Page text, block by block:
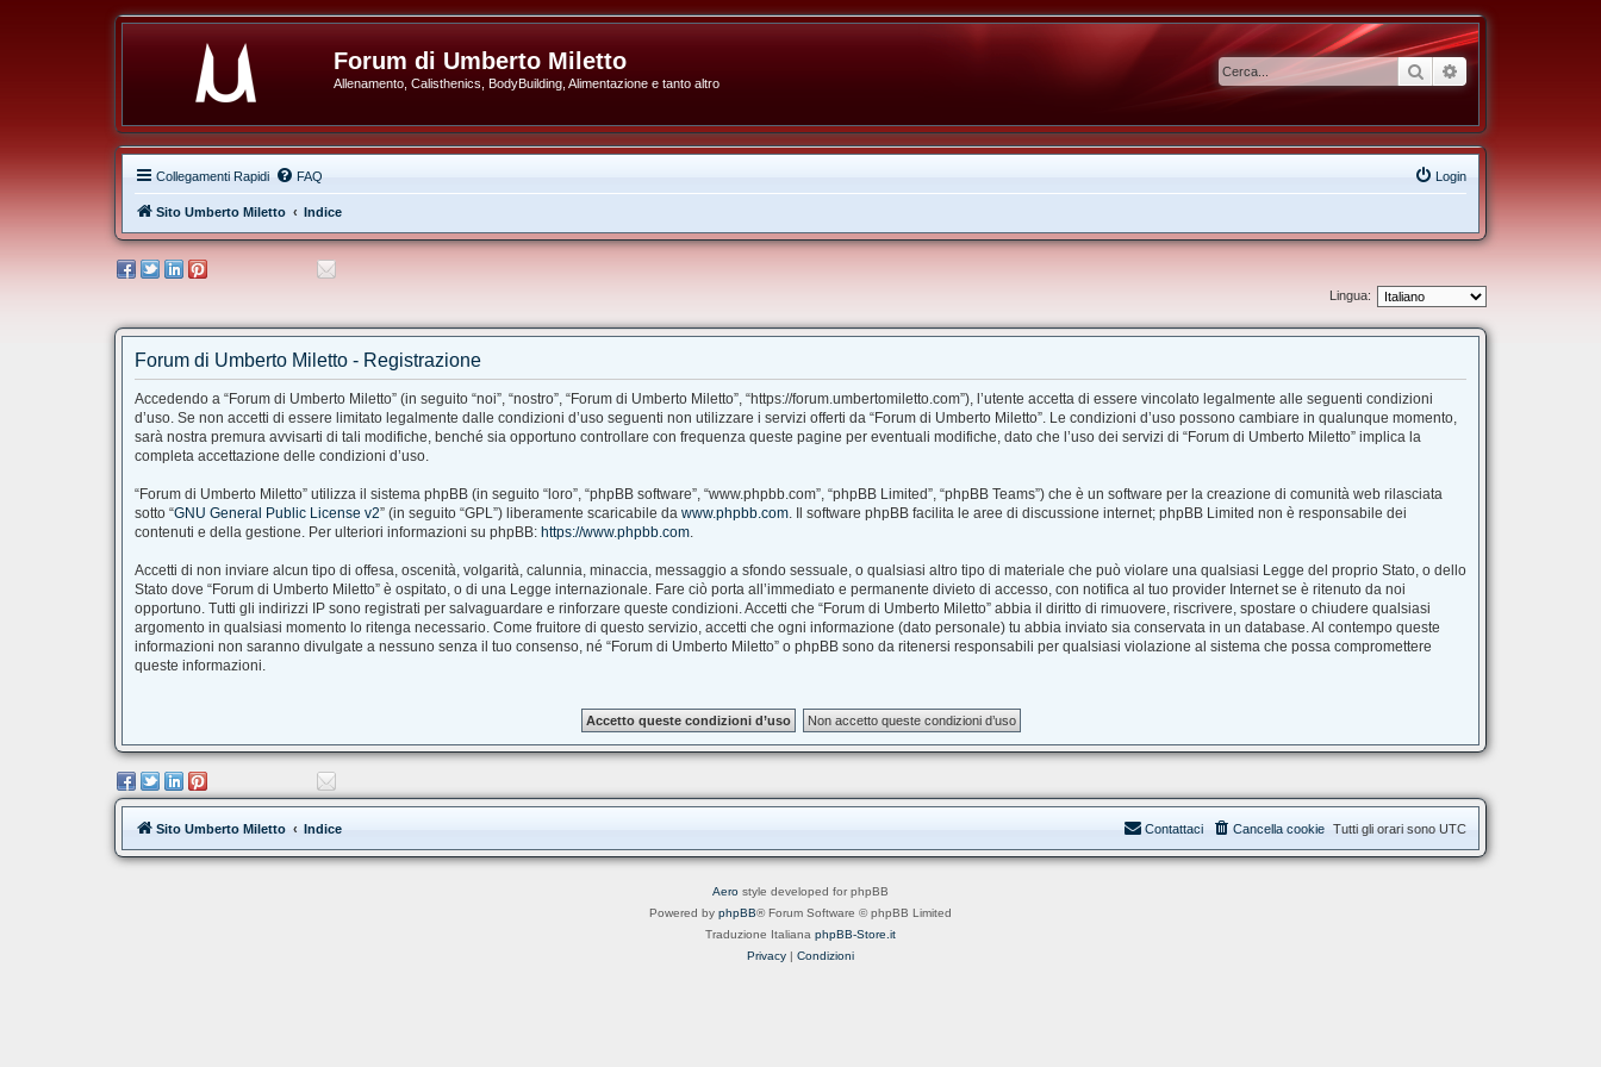
Forum di Umberto Miletto
Allenamento, Calisthenics, BodyBuilding, Alimentazione e tanto altro
Cerca Ricerca avanzata
Collegamenti Rapidi FAQ Login
Sito Umberto Miletto Indice
Lingua:
Forum di Umberto Miletto - Registrazione
Accedendo a “Forum di Umberto Miletto” (in seguito “noi”, “nostro”, “Forum di Umberto Miletto”, “https://forum.umbertomiletto.com”), l’utente accetta di essere vincolato legalmente alle seguenti condizioni
d’uso. Se non accetti di essere limitato legalmente dalle condizioni d’uso seguenti non utilizzare i servizi offerti da “Forum di Umberto Miletto”. Le condizioni d’uso possono cambiare in qualunque momento,
sarà nostra premura avvisarti di tali modifiche, benché sia opportuno controllare con frequenza queste pagine per eventuali modifiche, dato che l’uso dei servizi di “Forum di Umberto Miletto” implica la
completa accettazione delle condizioni d’uso.
“Forum di Umberto Miletto” utilizza il sistema phpBB (in seguito “loro”, “phpBB software”, “www.phpbb.com”, “phpBB Limited”, “phpBB Teams”) che è un software per la creazione di comunità web rilasciata
sotto “GNU General Public License v2” (in seguito “GPL”) liberamente scaricabile da www.phpbb.com . Il software phpBB facilita le aree di discussione internet; phpBB Limited non è responsabile dei
contenuti e della gestione. Per ulteriori informazioni su phpBB: https://www.phpbb.com
Accetti di non inviare alcun tipo di offesa, oscenità, volgarità, calunnia, minaccia, messaggio a sfondo sessuale, o qualsiasi altro tipo di materiale che può violare una qualsiasi Legge del proprio Stato, o dello
Stato dove “Forum di Umberto Miletto” è ospitato, o di una Legge internazionale. Fare ciò porta all’immediato e permanente divieto di accesso, con notifica al tuo provider Internet se è ritenuto da noi
opportuno. Tutti gli indirizzi IP sono registrati per salvaguardare e rinforzare queste condizioni. Accetti che “Forum di Umberto Miletto” abbia il diritto di rimuovere, riscrivere, spostare o chiudere qualsiasi
argomento in qualsiasi momento lo ritenga necessario. Come fruitore di questo servizio, accetti che ogni informazione (dato personale) tu abbia inviato sia conservata in un database. Al contempo queste
informazioni non saranno divulgate a nessuno senza il tuo consenso, né “Forum di Umberto Miletto” o phpBB sono da ritenersi responsabili per qualsiasi violazione al sistema che possa compromettere
queste informazioni.
Sito Umberto Miletto Indice Tutti gli orari sono UTC
Cancella cookie
Contattaci
Aero style developed for phpBB
Powered by phpBB® Forum Software © phpBB Limited
Traduzione Italiana phpBB-Store.it
Privacy | Condizioni